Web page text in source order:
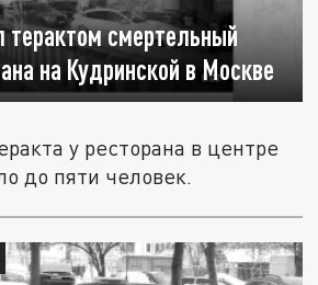
терактом смертельный
на Кудринской в Москве
у ресторана в центре
до пяти человек.